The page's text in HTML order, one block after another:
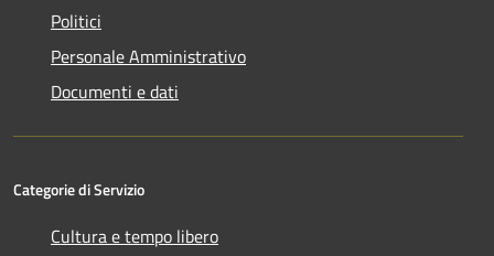
Politici
Personale Amministrativo
Documenti e dati
Categorie di Servizio
Cultura e tempo libero